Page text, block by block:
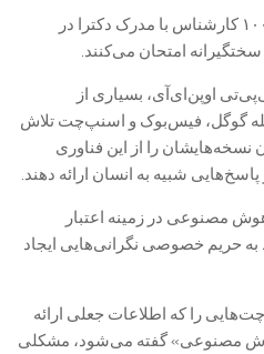
به نوشته نیویورک تایمز، بیش از ۱۰۰ کارشناس با مدرک دکترا در
امتحان می‌کنند.
اوپن‌ای‌آی، بسیاری از
گوگل، فیس‌بوک و اسنپ‌چت تلاش
نسخه‌هایشان را از این فناوری
شبیه به انسان ارائه دهند.
مصنوعی در زمینه اعتبار
حریم خصوصی نگرانی‌هایی ایجاد
را که اطلاعات جعلی ارائه
مصنوعی» گفته می‌شود، مشکلی